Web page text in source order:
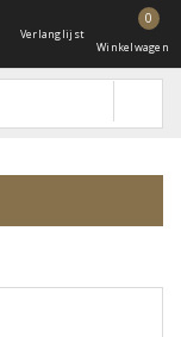
Verlanglijst
0
Winkelwagen